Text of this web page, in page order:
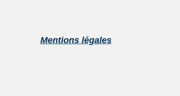
Mentions légales